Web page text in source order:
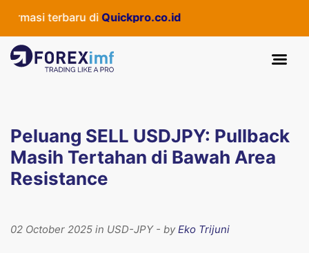
terbaru diQuickpro.co.id
Peluang SELL USDJPY: Pullback
Masih Tertahan di Bawah Area
Resistance
02 October 2025 in USD-JPY - byEko Trijuni